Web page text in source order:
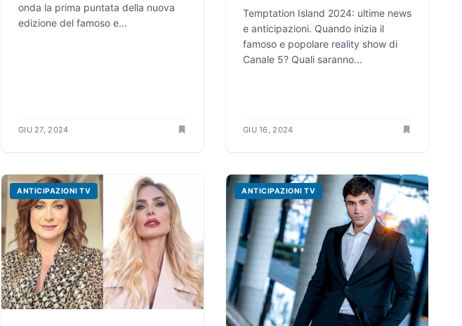
onda la prima puntata della nuova
edizione del famoso e...
GIU 27, 2024
Temptation Island 2024: ultime news
e anticipazioni. Quando inizia il
famoso e popolare reality show di
Canale 5? Quali saranno...
GIU 16, 2024
ANTICIPAZIONI TV ANTICIPAZIONI TV